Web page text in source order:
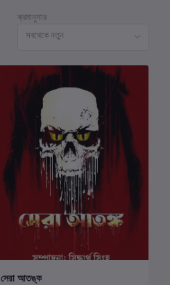
ক্রমানুসার
সবথেকে নতুন
সেরা আতঙ্ক